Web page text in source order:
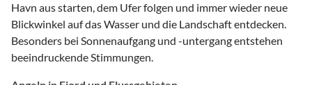
Havn aus starten, dem Ufer folgen und immer wieder neue
Blickwinkel auf das Wasser und die Landschaft entdecken.
Besonders bei Sonnenaufgang und -untergang entstehen
beeindruckende Stimmungen.